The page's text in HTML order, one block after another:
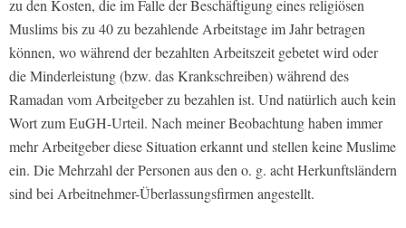
zu den Kosten, die im Falle der Beschäftigung eines religiösen
Muslims bis zu 40 zu bezahlende Arbeitstage im Jahr betragen
können, wo während der bezahlten Arbeitszeit gebetet wird oder
die Minderleistung (bzw. das Krankschreiben) während des
Ramadan vom Arbeitgeber zu bezahlen ist. Und natürlich auch kein
Wort zum EuGH-Urteil. Nach meiner Beobachtung haben immer
mehr Arbeitgeber diese Situation erkannt und stellen keine Muslime
ein. Die Mehrzahl der Personen aus den o. g. acht Herkunftsländern
sind bei Arbeitnehmer-Überlassungsfirmen angestellt.